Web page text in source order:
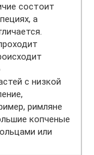
состоит
а
с низкой
римляне
копченые
или